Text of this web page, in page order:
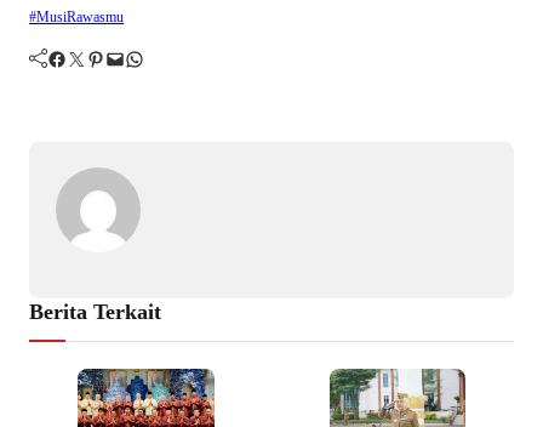
#MusiRawasmu
Facebook Twitter Pinterest Mail WhatsApp
Berita Terkait